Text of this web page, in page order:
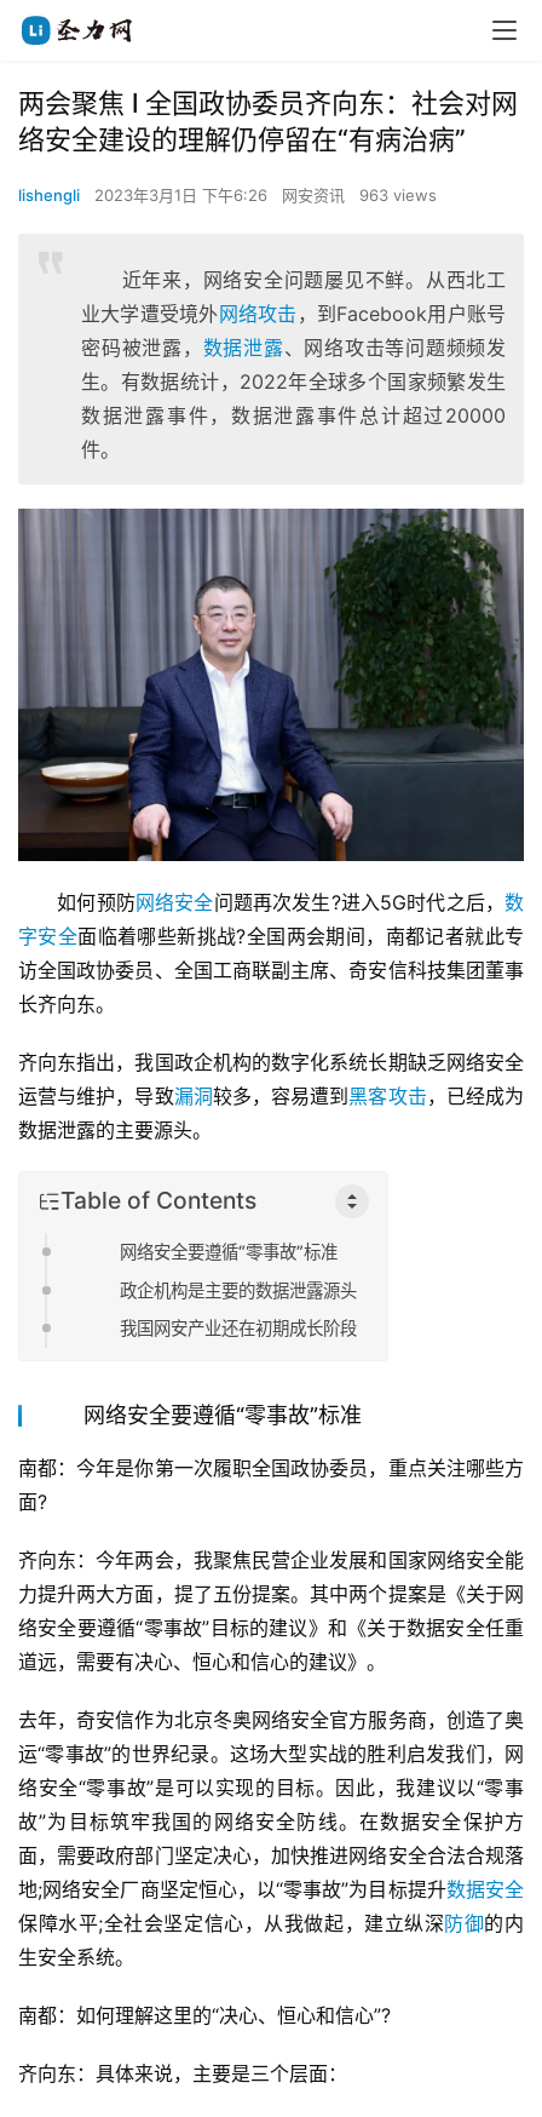
两会聚焦 l 全国政协委员齐向东：社会对网
络安全建设的理解仍停留在“有病治病”
lishengli 2023年3月1日 下午6:26 网安资讯 963 views
近年来，网络安全问题屡见不鲜。从西北工
业大学遭受境外网络攻击 ，到Facebook用户账号
密码被泄露， 数据泄露、网络攻击等问题频频发
生。有数据统计，2022年全球多个国家频繁发生
数据泄露事件，数据泄露事件总计超过20000
件。
如何预防网络安全问题再次发生?进入5G时代之后，数
字安全面临着哪些新挑战?全国两会期间，南都记者就此专
访全国政协委员、全国工商联副主席、奇安信科技集团董事
长齐向东。
齐向东指出，我国政企机构的数字化系统长期缺乏网络安全
运营与维护，导致漏洞较多，容易遭到黑客攻击，已经成为
数据泄露的主要源头。
Table of Contents
网络安全要遵循“零事故”标准
政企机构是主要的数据泄露源头
我国网安产业还在初期成长阶段
网络安全要遵循“零事故”标准
南都：今年是你第一次履职全国政协委员，重点关注哪些方
面?
齐向东：今年两会，我聚焦民营企业发展和国家网络安全能
力提升两大方面，提了五份提案。其中两个提案是《关于网
络安全要遵循“零事故”目标的建议》和《关于数据安全任重
道远，需要有决心、恒心和信心的建议》。
去年，奇安信作为北京冬奥网络安全官方服务商，创造了奥
运“零事故”的世界纪录。这场大型实战的胜利启发我们，网
络安全“零事故”是可以实现的目标。因此，我建议以“零事
故”为目标筑牢我国的网络安全防线。在数据安全保护方
面，需要政府部门坚定决心，加快推进网络安全合法合规落
地;网络安全厂商坚定恒心，以“零事故”为目标提升数据安全
保障水平;全社会坚定信心，从我做起，建立纵深防御的内
生安全系统。
南都：如何理解这里的“决心、恒心和信心”?
齐向东：具体来说，主要是三个层面：